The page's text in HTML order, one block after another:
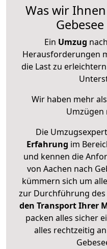
Was wir
Ein Umzug
Herausforderungen
die Last zu
Wir haben mehr
Umzügen
Die
Erfahrung im
und kennen die
von Aachen nach
kümmern sich um
zur Durchführung des
den Transport Ihrer
packen alles sicher
alles rechtzeitig